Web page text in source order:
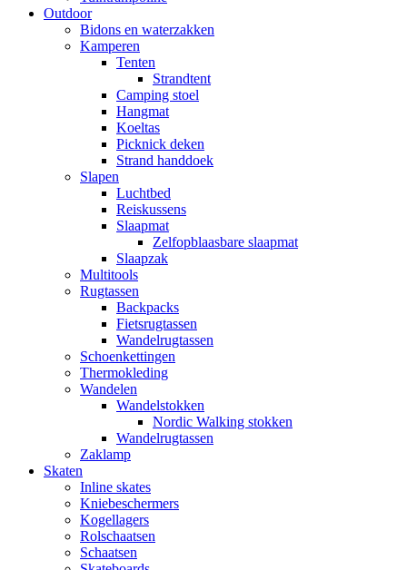
Outdoor
Bidons en waterzakken
Kamperen
Tenten
Strandtent
Camping stoel
Hangmat
Koeltas
Picknick deken
Strand handdoek
Slapen
Luchtbed
Reiskussens
Slaapmat
Zelfopblaasbare slaapmat
Slaapzak
Multitools
Rugtassen
Backpacks
Fietsrugtassen
Wandelrugtassen
Schoenkettingen
Thermokleding
Wandelen
Wandelstokken
Nordic Walking stokken
Wandelrugtassen
Zaklamp
Skaten
Inline skates
Kniebeschermers
Kogellagers
Rolschaatsen
Schaatsen